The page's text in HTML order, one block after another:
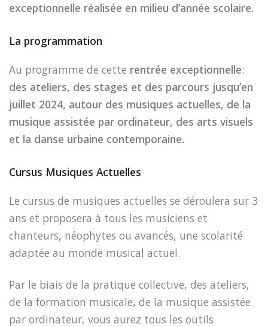
exceptionnelle réalisée en milieu d’année scolaire.
La programmation
Au programme de cette rentrée exceptionnelle:
des ateliers, des stages et des parcours jusqu’en
juillet 2024, autour des musiques actuelles, de la
musique assistée par ordinateur, des arts visuels
et la danse urbaine contemporaine.
Cursus Musiques Actuelles
Le cursus de musiques actuelles se déroulera sur 3
ans et proposera à tous les musiciens et
chanteurs, néophytes ou avancés, une scolarité
adaptée au monde musical actuel.
Par le biais de la pratique collective, des ateliers,
de la formation musicale, de la musique assistée
par ordinateur, vous aurez tous les outils